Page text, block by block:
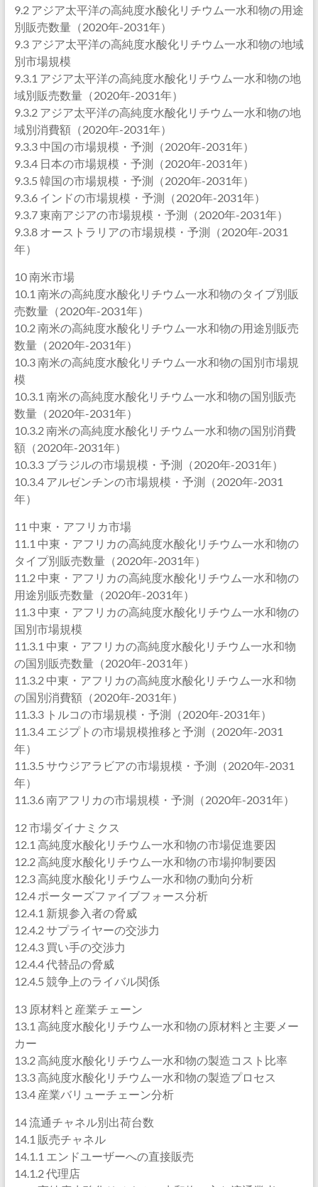
9.2 アジア太平洋の高純度水酸化リチウム一水和物の用途
別販売数量（2020年-2031年）
9.3 アジア太平洋の高純度水酸化リチウム一水和物の地域
別市場規模
9.3.1 アジア太平洋の高純度水酸化リチウム一水和物の地
域別販売数量（2020年-2031年）
9.3.2 アジア太平洋の高純度水酸化リチウム一水和物の地
域別消費額（2020年-2031年）
9.3.3 中国の市場規模・予測（2020年-2031年）
9.3.4 日本の市場規模・予測（2020年-2031年）
9.3.5 韓国の市場規模・予測（2020年-2031年）
9.3.6 インドの市場規模・予測（2020年-2031年）
9.3.7 東南アジアの市場規模・予測（2020年-2031年）
9.3.8 オーストラリアの市場規模・予測（2020年-2031
年）
10 南米市場
10.1 南米の高純度水酸化リチウム一水和物のタイプ別販
売数量（2020年-2031年）
10.2 南米の高純度水酸化リチウム一水和物の用途別販売
数量（2020年-2031年）
10.3 南米の高純度水酸化リチウム一水和物の国別市場規
模
10.3.1 南米の高純度水酸化リチウム一水和物の国別販売
数量（2020年-2031年）
10.3.2 南米の高純度水酸化リチウム一水和物の国別消費
額（2020年-2031年）
10.3.3 ブラジルの市場規模・予測（2020年-2031年）
10.3.4 アルゼンチンの市場規模・予測（2020年-2031
年）
11 中東・アフリカ市場
11.1 中東・アフリカの高純度水酸化リチウム一水和物の
タイプ別販売数量（2020年-2031年）
11.2 中東・アフリカの高純度水酸化リチウム一水和物の
用途別販売数量（2020年-2031年）
11.3 中東・アフリカの高純度水酸化リチウム一水和物の
国別市場規模
11.3.1 中東・アフリカの高純度水酸化リチウム一水和物
の国別販売数量（2020年-2031年）
11.3.2 中東・アフリカの高純度水酸化リチウム一水和物
の国別消費額（2020年-2031年）
11.3.3 トルコの市場規模・予測（2020年-2031年）
11.3.4 エジプトの市場規模推移と予測（2020年-2031
年）
11.3.5 サウジアラビアの市場規模・予測（2020年-2031
年）
11.3.6 南アフリカの市場規模・予測（2020年-2031年）
12 市場ダイナミクス
12.1 高純度水酸化リチウム一水和物の市場促進要因
12.2 高純度水酸化リチウム一水和物の市場抑制要因
12.3 高純度水酸化リチウム一水和物の動向分析
12.4 ポーターズファイブフォース分析
12.4.1 新規参入者の脅威
12.4.2 サプライヤーの交渉力
12.4.3 買い手の交渉力
12.4.4 代替品の脅威
12.4.5 競争上のライバル関係
13 原材料と産業チェーン
13.1 高純度水酸化リチウム一水和物の原材料と主要メー
カー
13.2 高純度水酸化リチウム一水和物の製造コスト比率
13.3 高純度水酸化リチウム一水和物の製造プロセス
13.4 産業バリューチェーン分析
14 流通チャネル別出荷台数
14.1 販売チャネル
14.1.1 エンドユーザーへの直接販売
14.1.2 代理店